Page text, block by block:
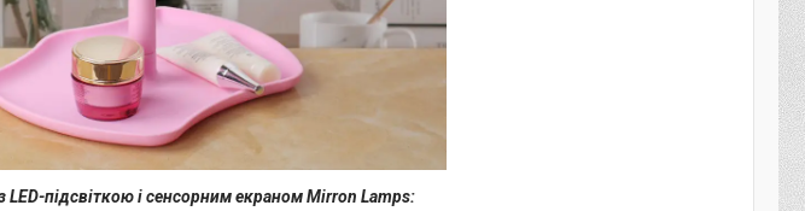
підсвіткою і сенсорним екраном Mirron Lamps: